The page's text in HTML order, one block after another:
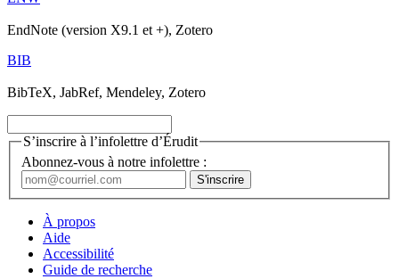
EndNote (version X9.1 et +), Zotero
BIB
BibTeX, JabRef, Mendeley, Zotero
S’inscrire à l’infolettre d’Érudit
Abonnez-vous à notre infolettre :
À propos
Aide
Accessibilité
Guide de recherche